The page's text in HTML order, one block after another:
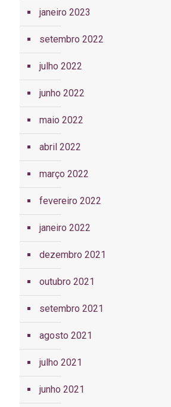
janeiro 2023
setembro 2022
julho 2022
junho 2022
maio 2022
abril 2022
março 2022
fevereiro 2022
janeiro 2022
dezembro 2021
outubro 2021
setembro 2021
agosto 2021
julho 2021
junho 2021